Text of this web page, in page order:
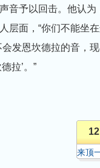
予以回击。他认为
层面，“你们不能坐
发恩坎德拉的音，现
拉’。”
12
来顶